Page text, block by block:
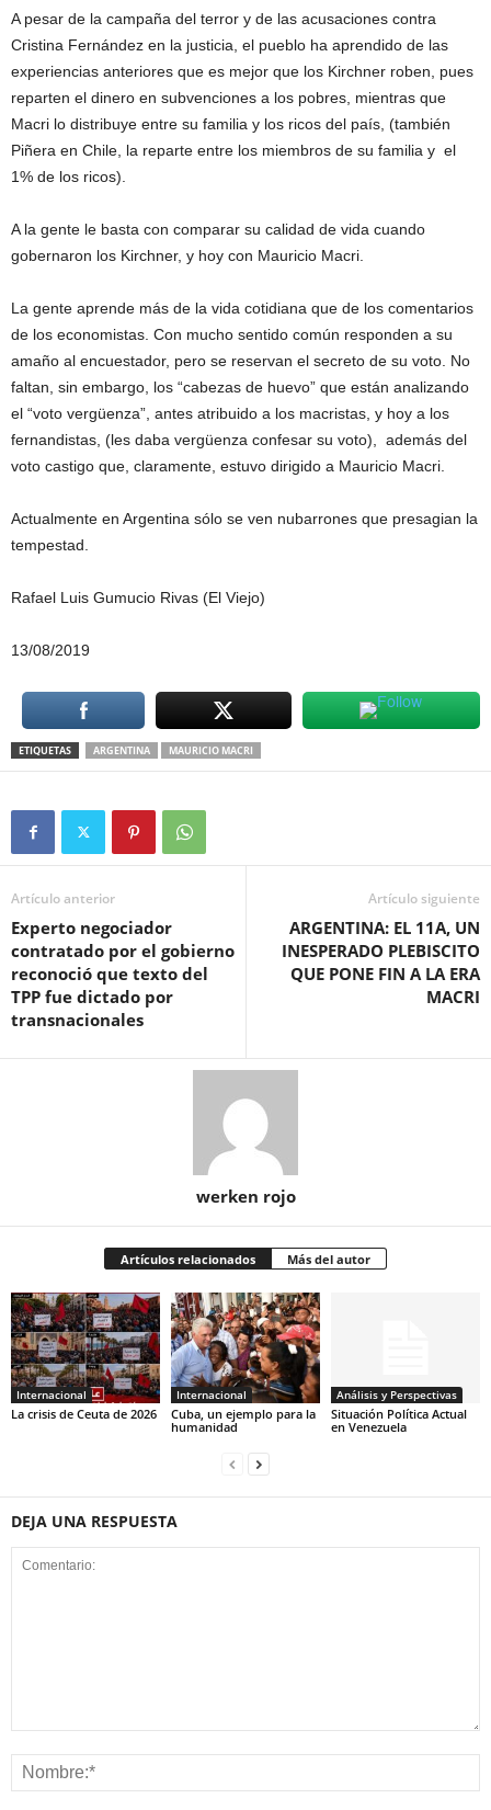
A pesar de la campaña del terror y de las acusaciones contra
Cristina Fernández en la justicia, el pueblo ha aprendido de las
experiencias anteriores que es mejor que los Kirchner roben, pues
reparten el dinero en subvenciones a los pobres, mientras que
Macri lo distribuye entre su familia y los ricos del país, (también
Piñera en Chile, la reparte entre los miembros de su familia y el
1% de los ricos).
A la gente le basta con comparar su calidad de vida cuando
gobernaron los Kirchner, y hoy con Mauricio Macri.
La gente aprende más de la vida cotidiana que de los comentarios
de los economistas. Con mucho sentido común responden a su
amaño al encuestador, pero se reservan el secreto de su voto. No
faltan, sin embargo, los “cabezas de huevo” que están analizando
el “voto vergüenza”, antes atribuido a los macristas, y hoy a los
fernandistas, (les daba vergüenza confesar su voto), además del
voto castigo que, claramente, estuvo dirigido a Mauricio Macri.
Actualmente en Argentina sólo se ven nubarrones que presagian la
tempestad.
Rafael Luis Gumucio Rivas (El Viejo)
13/08/2019
ETIQUETAS ARGENTINA MAURICIO MACRI
Artículo anterior
Experto negociador
contratado por el gobierno
reconoció que texto del
TPP fue dictado por
transnacionales
Artículo siguiente
ARGENTINA: EL 11A, UN
INESPERADO PLEBISCITO
QUE PONE FIN A LA ERA
MACRI
werken rojo
Artículos relacionados Más del autor
Internacional
La crisis de Ceuta de 2026
Internacional
Cuba, un ejemplo para la
humanidad
Análisis y Perspectivas
Situación Política Actual
en Venezuela
DEJA UNA RESPUESTA